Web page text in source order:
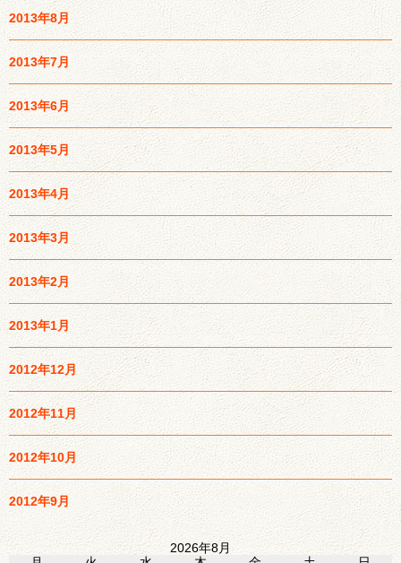
2013年8月
2013年7月
2013年6月
2013年5月
2013年4月
2013年3月
2013年2月
2013年1月
2012年12月
2012年11月
2012年10月
2012年9月
2026年8月